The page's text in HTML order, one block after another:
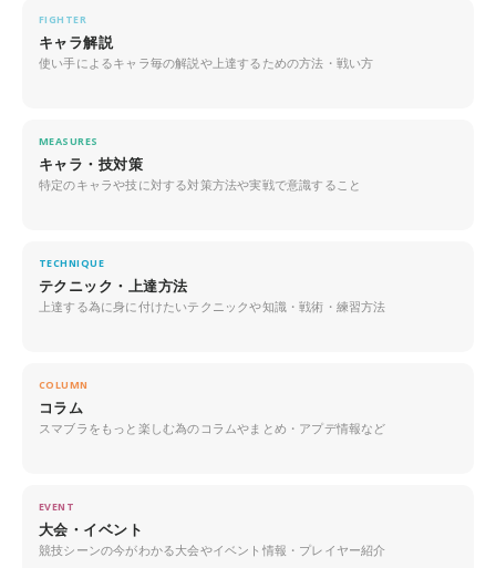
FIGHTER
キャラ解説
使い手によるキャラ毎の解説や上達するための方法・戦い方
MEASURES
キャラ・技対策
特定のキャラや技に対する対策方法や実戦で意識すること
TECHNIQUE
テクニック・上達方法
上達する為に身に付けたいテクニックや知識・戦術・練習方法
COLUMN
コラム
スマブラをもっと楽しむ為のコラムやまとめ・アプデ情報など
EVENT
大会・イベント
競技シーンの今がわかる大会やイベント情報・プレイヤー紹介